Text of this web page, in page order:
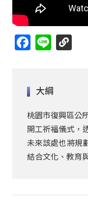
Facebook
Line
大綱
桃園市復興區公
開工祈福儀式，
未來該處也將規
結合文化、教育